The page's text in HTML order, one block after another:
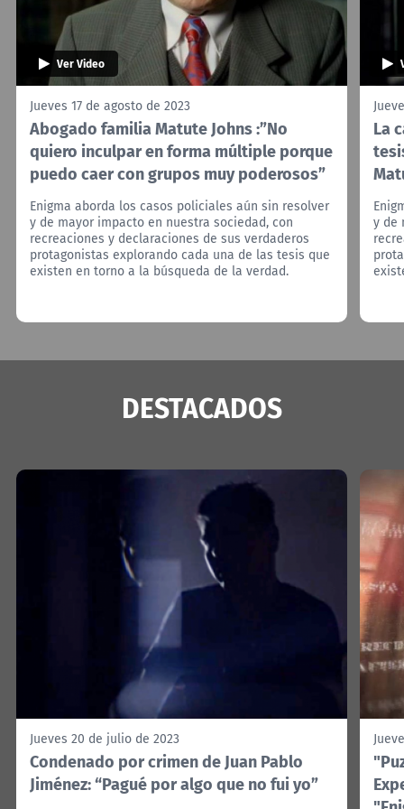
Ver Video
Jueves 17 de agosto de 2023
Abogado familia Matute Johns :”No
quiero inculpar en forma múltiple porque
puedo caer con grupos muy poderosos”
Enigma aborda los casos policiales aún sin resolver
y de mayor impacto en nuestra sociedad, con
recreaciones y declaraciones de sus verdaderos
protagonistas explorando cada una de las tesis que
existen en torno a la búsqueda de la verdad.
La
y de
DESTACADOS
Jueves 20 de julio de 2023
Condenado por crimen de Juan Pablo
Jiménez: “Pagué por algo que no fui yo”